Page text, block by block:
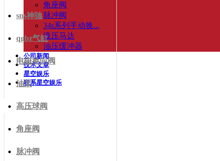
角座阀
脉冲阀
34s系列手动换...
液压马达
油压缓冲器
公司新闻
技术文章
星空娱乐
联系星空娱乐
sns神驰
qgbz气缸
电磁换向阀
油泵
高压球阀
角座阀
脉冲阀